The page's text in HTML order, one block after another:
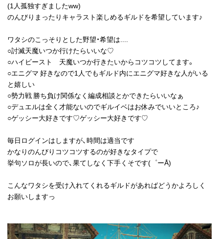
(1人孤独すぎましたww)
のんびりまったりキャラスト楽しめるギルドを希望しています♪
ワタシのこっそりとした野望・希望は....
○討滅天魔いつか行けたらいいな♡
○ハイビースト 天魔いつか行きたいからコツコツしてます。
○エニグマ 好きなので1人でもギルド内にエニグマ好きな人がいる
と嬉しい
○勢力戦 勝ち負け関係なく編成相談とかできたらいいなぁ
○デュエルは全く才能ないのでギルイベはお休みでいいところ♪
○ゲッシー大好きです♡ゲッシー大好きです♡
毎日ログインはしますが、時間は適当です
かなりのんびりコツコツするのが好きなタイプで
挙句ソロが長いので、果てしなく下手くそです(゜ーÅ)
こんなワタシを受け入れてくれるギルドがあればどうかよろしく
お願いしますっ